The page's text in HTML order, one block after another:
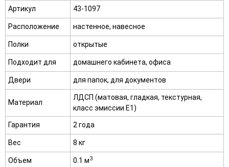
Артикул 43-1097
Расположение настенное, навесное
Полки открытые
Подходит для домашнего кабинета, офиса
Двери для папок, для документов
Материал
ЛДСП (матовая, гладкая, текстурная,
класс эмиссии E1)
Гарантия 2 года
Вес 8 кг
Объем 0.1 м3